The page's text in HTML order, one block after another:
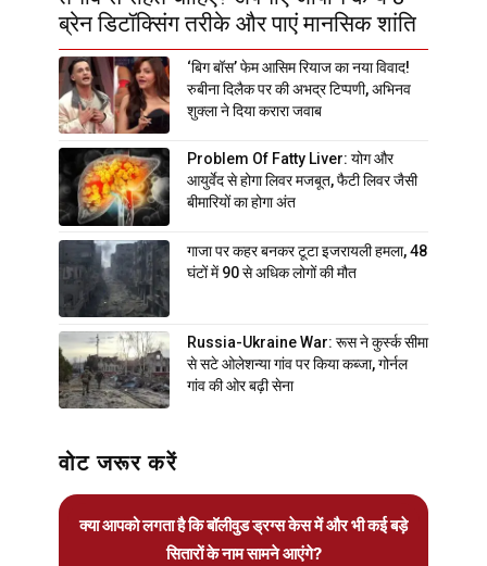
ब्रेन डिटॉक्सिंग तरीके और पाएं मानसिक शांति
‘बिग बॉस’ फेम आसिम रियाज का नया विवाद!
रुबीना दिलैक पर की अभद्र टिप्पणी, अभिनव
शुक्ला ने दिया करारा जवाब
Problem Of Fatty Liver: योग और
आयुर्वेद से होगा लिवर मजबूत, फैटी लिवर जैसी
बीमारियों का होगा अंत
गाजा पर कहर बनकर टूटा इजरायली हमला, 48
घंटों में 90 से अधिक लोगों की मौत
Russia-Ukraine War: रूस ने कुर्स्क सीमा
से सटे ओलेशन्या गांव पर किया कब्जा, गोर्नल
गांव की ओर बढ़ी सेना
वोट जरूर करें
क्या आपको लगता है कि बॉलीवुड ड्रग्स केस में और भी कई बड़े
सितारों के नाम सामने आएंगे?